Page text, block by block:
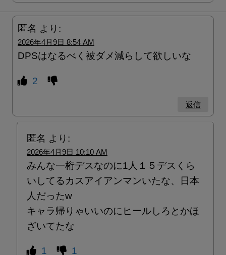
匿名 より:
2026年4月9日 8:54 AM
DPSはなるべく被ダメ減らして欲しいな
2
返信
匿名 より:
2026年4月9日 10:10 AM
みんな一桁デスなのに1人１５デスくら
いしてるカスアイアンマンいたな、日本
人だったw
キャラ帰りゃいいのにヒールしろとかほ
ざいてたな
1 1